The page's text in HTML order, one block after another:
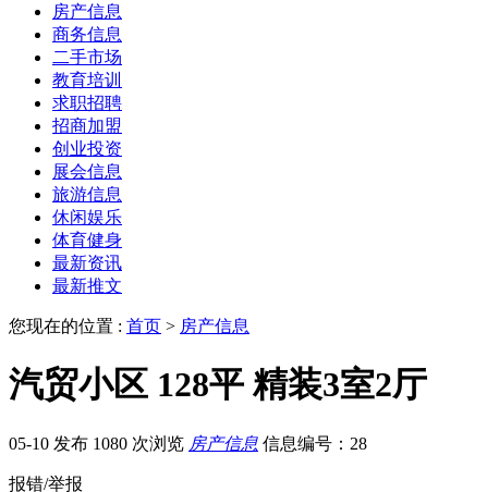
房产信息
商务信息
二手市场
教育培训
求职招聘
招商加盟
创业投资
展会信息
旅游信息
休闲娱乐
体育健身
最新资讯
最新推文
您现在的位置 : 首页 > 房产信息
汽贸小区 128平 精装3室2厅
05-10 发布 1080 次浏览 房产信息 信息编号：28
报错/举报